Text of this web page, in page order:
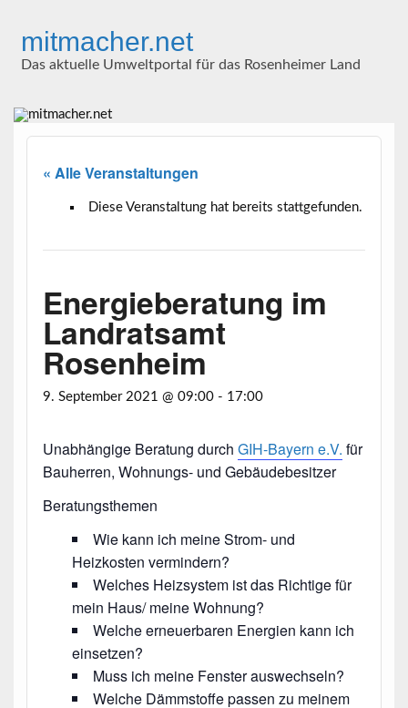
contentmitmacher.net
Das aktuelle Umweltportal für das Rosenheimer Land
« Alle Veranstaltungen
Diese Veranstaltung hat bereits stattgefunden.
Energieberatung im
Landratsamt
Rosenheim
9. September 2021 @ 09:00- 17:00
Unabhängige Beratung durch GIH-Bayern e.V. für
Bauherren, Wohnungs- und Gebäudebesitzer
Beratungsthemen
Wie kann ich meine Strom- und
Heizkosten vermindern?
Welches Heizsystem ist das Richtige für
mein Haus/ meine Wohnung?
Welche erneuerbaren Energien kann ich
einsetzen?
Muss ich meine Fenster auswechseln?
Welche Dämmstoffe passen zu meinem